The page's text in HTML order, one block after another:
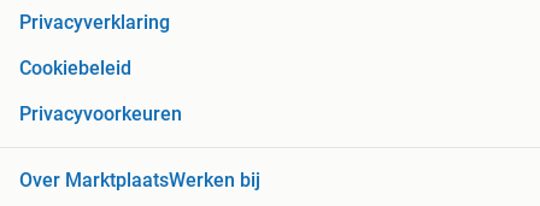
Privacyverklaring
Cookiebeleid
Privacyvoorkeuren
Over MarktplaatsWerken bij